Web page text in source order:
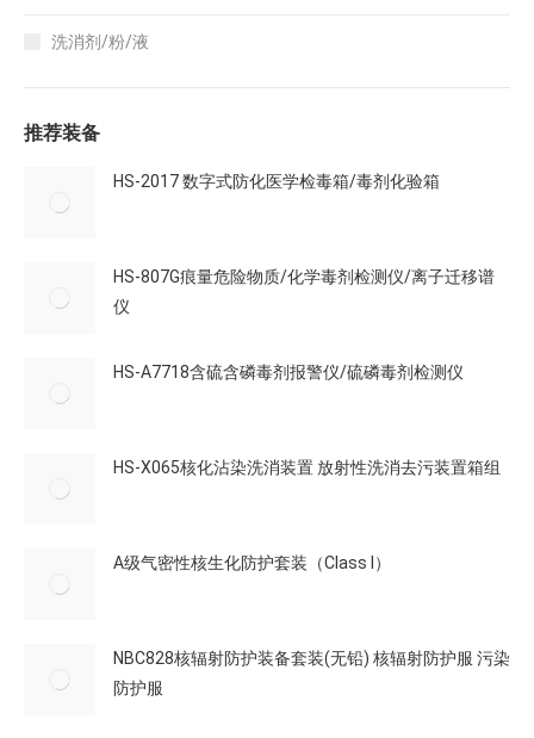
洗消剂/粉/液
推荐装备
HS-2017 数字式防化医学检毒箱/毒剂化验箱
HS-807G痕量危险物质/化学毒剂检测仪/离子迁移谱
仪
HS-A7718含硫含磷毒剂报警仪/硫磷毒剂检测仪
HS-X065核化沾染洗消装置 放射性洗消去污装置箱组
A级气密性核生化防护套装（Class I）
NBC828核辐射防护装备套装(无铅) 核辐射防护服 污染
防护服